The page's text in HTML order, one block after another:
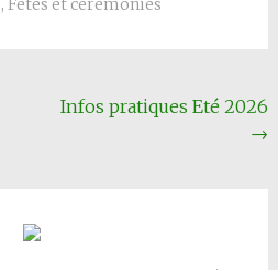
, Fêtes et cérémonies
Infos pratiques Eté 2026
→